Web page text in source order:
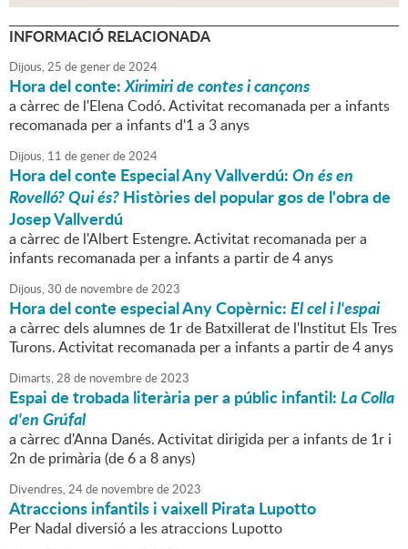
INFORMACIÓ RELACIONADA
Dijous,25 degenerde2024
Hora del conte:Xirimiri de contes i cançons
a càrrec de l'Elena Codó. Activitat recomanada per a infants
recomanada per a infants d'1 a 3 anys
Dijous, 11 degenerde2024
Hora del conte Especial Any Vallverdú:On és en
Rovelló? Qui és?Històries del popular gos de l'obra de
Josep Vallverdú
a càrrec de l'Albert Estengre. Activitat recomanada per a
infants recomanada per a infants a partir de 4 anys
Dijous,30 de novembrede2023
Hora del conte especial Any Copèrnic:El cel i l'espai
a càrrec dels alumnes de 1r de Batxillerat de l'Institut Els Tres
Turons. Activitat recomanada per a infants a partir de 4 anys
Dimarts,28 de novembrede2023
Espai de trobada literària per a públic infantil:La Colla
d'en Grúfal
a càrrec d'Anna Danés. Activitat dirigida per a infants de 1r i
2n de primària (de 6 a 8 anys)
Divendres,24de novembrede2023
Atraccions infantils i vaixell Pirata Lupotto
Per Nadal diversió a les atraccions Lupotto